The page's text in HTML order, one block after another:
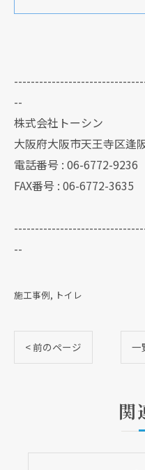
--
株式会社トーシン
大阪府大阪市天王寺区逢
電話番号 : 06-6772-9236
FAX番号 : 06-6772-3635
--
施工事例 トイレ
< 前のページ 一
関